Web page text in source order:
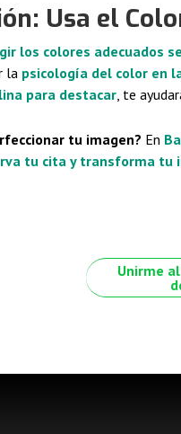
Usa el
los colores adecuados
la psicología del color en
para destacar, te
tu imagen? En
tu cita y transforma tu
Unirme